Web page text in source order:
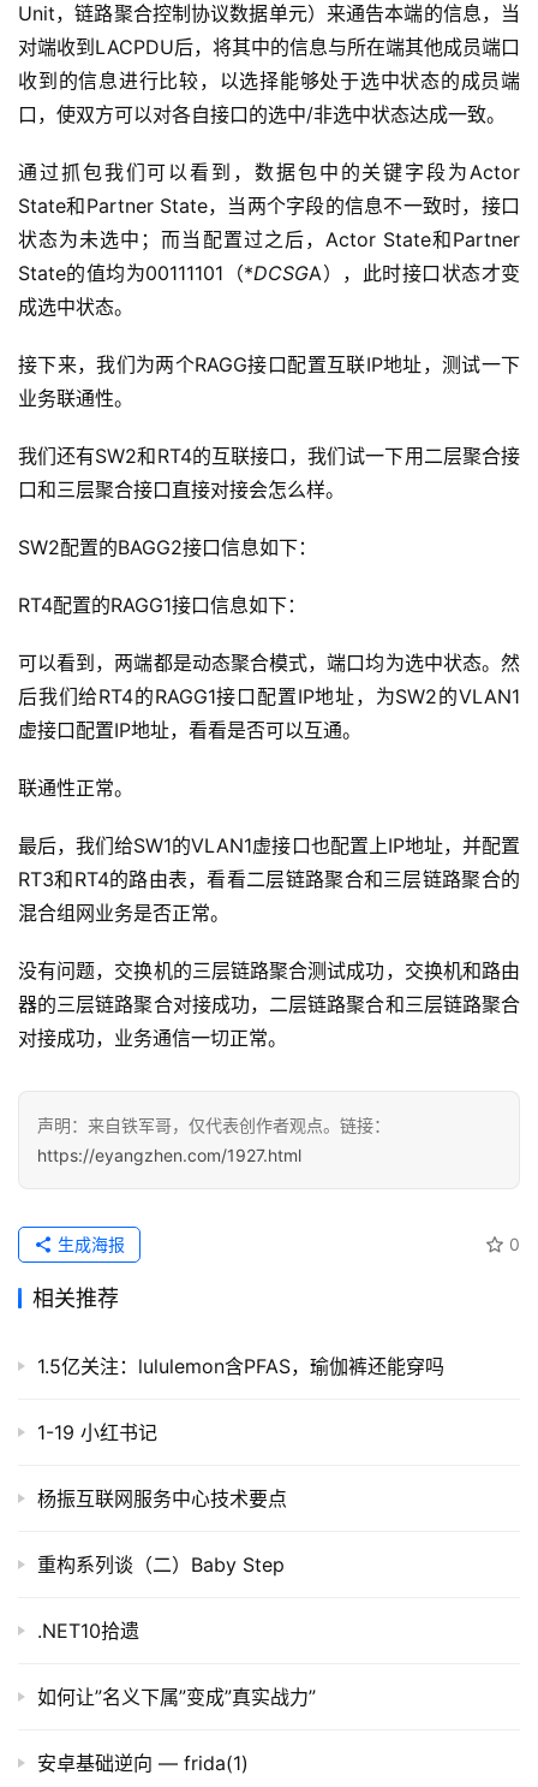
Unit，链路聚合控制协议数据单元）来通告本端的信息，当
对端收到LACPDU后，将其中的信息与所在端其他成员端口
收到的信息进行比较，以选择能够处于选中状态的成员端
口，使双方可以对各自接口的选中/非选中状态达成一致。
通过抓包我们可以看到，数据包中的关键字段为Actor
State和Partner State，当两个字段的信息不一致时，接口
状态为未选中；而当配置过之后，Actor State和Partner
State的值均为00111101（*DCSGA），此时接口状态才变
成选中状态。
接下来，我们为两个RAGG接口配置互联IP地址，测试一下
业务联通性。
我们还有SW2和RT4的互联接口，我们试一下用二层聚合接
口和三层聚合接口直接对接会怎么样。
SW2配置的BAGG2接口信息如下：
RT4配置的RAGG1接口信息如下：
可以看到，两端都是动态聚合模式，端口均为选中状态。然
后我们给RT4的RAGG1接口配置IP地址，为SW2的VLAN1
虚接口配置IP地址，看看是否可以互通。
联通性正常。
最后，我们给SW1的VLAN1虚接口也配置上IP地址，并配置
RT3和RT4的路由表，看看二层链路聚合和三层链路聚合的
混合组网业务是否正常。
没有问题，交换机的三层链路聚合测试成功，交换机和路由
器的三层链路聚合对接成功，二层链路聚合和三层链路聚合
对接成功，业务通信一切正常。
声明：来自铁军哥，仅代表创作者观点。链接：
https://eyangzhen.com/1927.html
0
生成海报
相关推荐
1.5亿关注：lululemon含PFAS，瑜伽裤还能穿吗
1-19 小红书记
杨振互联网服务中心技术要点
重构系列谈（二）Baby Step
.NET10拾遗
如何让”名义下属”变成”真实战力”
安卓基础逆向 — frida(1)